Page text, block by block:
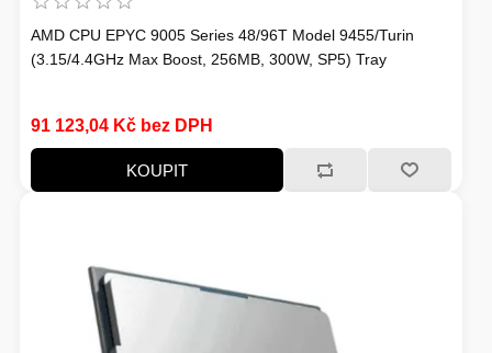
AMD CPU EPYC 9005 Series 48/96T Model 9455/Turin
(3.15/4.4GHz Max Boost, 256MB, 300W, SP5) Tray
91 123,04 Kč bez DPH
KOUPIT